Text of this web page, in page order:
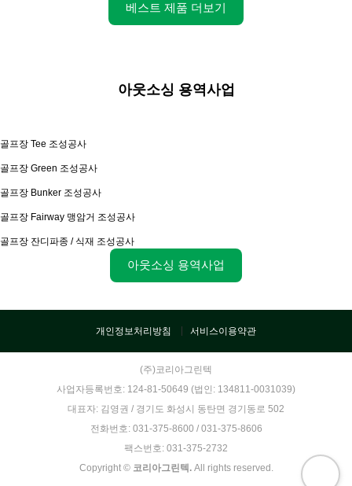
베스트 제품 더보기
아웃소싱 용역사업
골프장 Tee 조성공사
골프장 Green 조성공사
골프장 Bunker 조성공사
골프장 Fairway 맹암거 조성공사
골프장 잔디파종 / 식재 조성공사
아웃소싱 용역사업
개인정보처리방침 서비스이용약관
(주)코리아그린텍
사업자등록번호: 124-81-50649 (법인: 134811-0031039)
대표자: 김영권 / 경기도 화성시 동탄면 경기동로 502
전화번호: 031-375-8600 / 031-375-8606
팩스번호: 031-375-2732
Copyright © 코리아그린텍.All rights reserved.